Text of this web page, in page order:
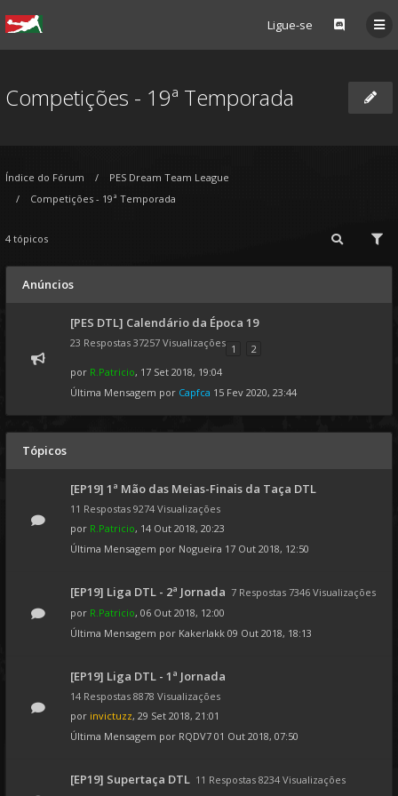
Ligue-se
Competições - 19ª Temporada
Índice do Fórum
PES Dream Team League
Competições - 19ª Temporada
4 tópicos
Anúncios
[PES DTL] Calendário da Época 19
23 Respostas 37257 Visualizações 1
2
por R.Patricio, 17 Set 2018, 19:04
Última Mensagem por Capfca 15 Fev 2020, 23:44
Tópicos
[EP19] 1ª Mão das Meias-Finais da Taça DTL
11 Respostas 9274 Visualizações
por R.Patricio, 14 Out 2018, 20:23
Última Mensagem por Nogueira 17 Out 2018, 12:50
[EP19] Liga DTL - 2ª Jornada 7 Respostas 7346 Visualizações
por R.Patricio, 06 Out 2018, 12:00
Última Mensagem por Kakerlakk 09 Out 2018, 18:13
[EP19] Liga DTL - 1ª Jornada
14 Respostas 8878 Visualizações
por invictuzz, 29 Set 2018, 21:01
Última Mensagem por RQDV7 01 Out 2018, 07:50
[EP19] Supertaça DTL 11 Respostas 8234 Visualizações